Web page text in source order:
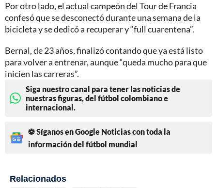
Por otro lado, el actual campeón del Tour de Francia
confesó que se desconectó durante una semana de la
bicicleta y se dedicó a recuperar y “full cuarentena”.
Bernal, de 23 años, finalizó contando que ya está listo
para volver a entrenar, aunque “queda mucho para que
inicien las carreras”.
Siga nuestro canal para tener las noticias de
nuestras figuras, del fútbol colombiano e
internacional.
⚽ Síganos en Google Noticias con toda la
información del fútbol mundial
Relacionados